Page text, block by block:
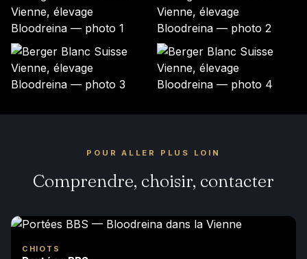
POUR ALLER PLUS LOIN
Comprendre, choisir, contacter
CHIOTS